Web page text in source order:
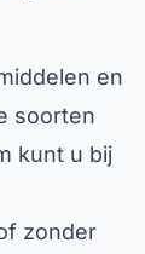
en
soorten
kunt u bij
zonder